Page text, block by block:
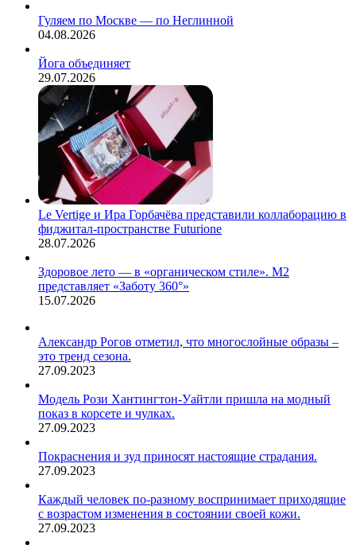
Гуляем по Москве — по Неглинной
04.08.2026
Йога объединяет
29.07.2026
Le Vertige и Ира Горбачёва представили коллаборацию в
фиджитал-пространстве Futurione
28.07.2026
Здоровое лето — в «органическом стиле». М2
представляет «Заботу 360°»
15.07.2026
Александр Рогов отметил, что многослойные образы –
это тренд сезона.
27.09.2023
Модель Рози Хантингтон-Уайтли пришла на модный
показ в корсете и чулках.
27.09.2023
Покраснения и зуд приносят настоящие страдания.
27.09.2023
Каждый человек по-разному воспринимает приходящие
с возрастом изменения в состоянии своей кожи.
27.09.2023